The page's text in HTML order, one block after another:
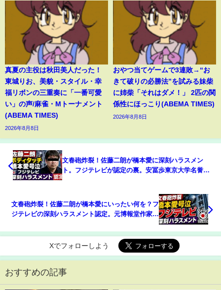
真夏の主役は秋田美人だった！
東城りお、美貌・スタイル・幸
福リボンの三重奏に「一番可愛
い」の声/麻雀・Mトーナメント
(ABEMA TIMES)
2026年8月8日
おやつ当てゲームで3連敗→“お
きて破りの必勝法”を試みる妹柴
に姉柴「それはダメ！」 2匹の関
係性にほっこり(ABEMA TIMES)
2026年8月8日
文春砲炸裂！佐藤二朗が橋本愛に深刻ハラスメン
ト。フジテレビが認定の裏。安冨歩東京大学名誉教
文春砲炸裂！佐藤二朗が橋本愛にいったい何を？フ
ジテレビの深刻ハラスメント認定。元博報堂作家本
Xでフォローしよう
おすすめの記事